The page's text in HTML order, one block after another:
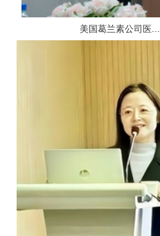
美国葛兰素公司医...